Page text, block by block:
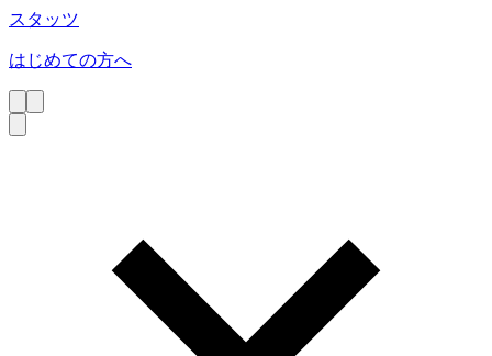
スタッツ
はじめての方へ